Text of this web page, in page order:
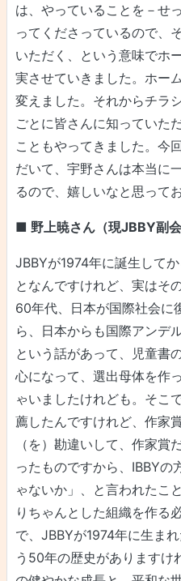
は、やっていることを－せ
ってくださっているので、
いただく、という意味でホ
実させていきました。ホー
変えました。それからチラ
ごとに皆さんに知っていた
こともやってきました。今
だいて、宇野さんは本当に
るので、嬉しいなと思ってお
■ 野上暁さん（現JBBY副会
JBBYが1974年に誕生して
となんですけれど、実はそ
60年代、日本が国際社会に
ら、日本からも国際アンデ
という話があって、児童書
心になって、選出母体を作
ゃいましたけれども。そこ
薦したんですけれど、作家
（を）勘違いして、作家賞
ったものですから、IBBYの
ゃないか」、と言われたこ
りちゃんとした組織を作る
で、JBBYが1974年に生ま
う50年の歴史がありますけ